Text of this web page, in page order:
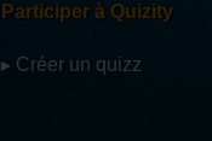
Participer à Quizity
▸ Créer un quizz